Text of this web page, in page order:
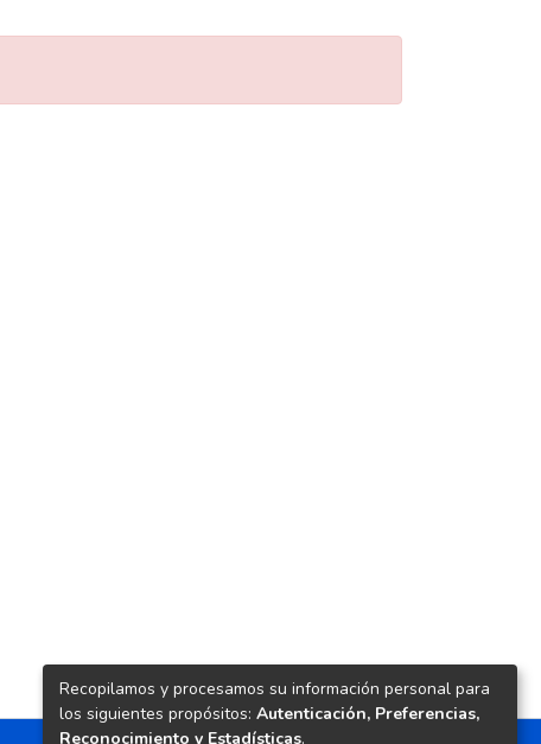
Recopilamos y procesamos su información personal para
los siguientes propósitos: Autenticación, Preferencias,
Reconocimiento y Estadísticas.